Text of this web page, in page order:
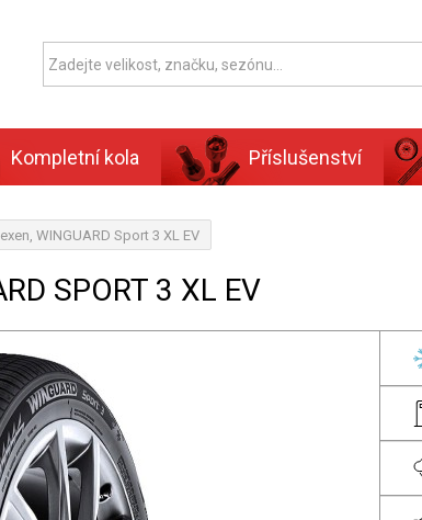
Kompletní kola Příslušenství
WINGUARD Sport 3 XL EV
SPORT 3 XL EV